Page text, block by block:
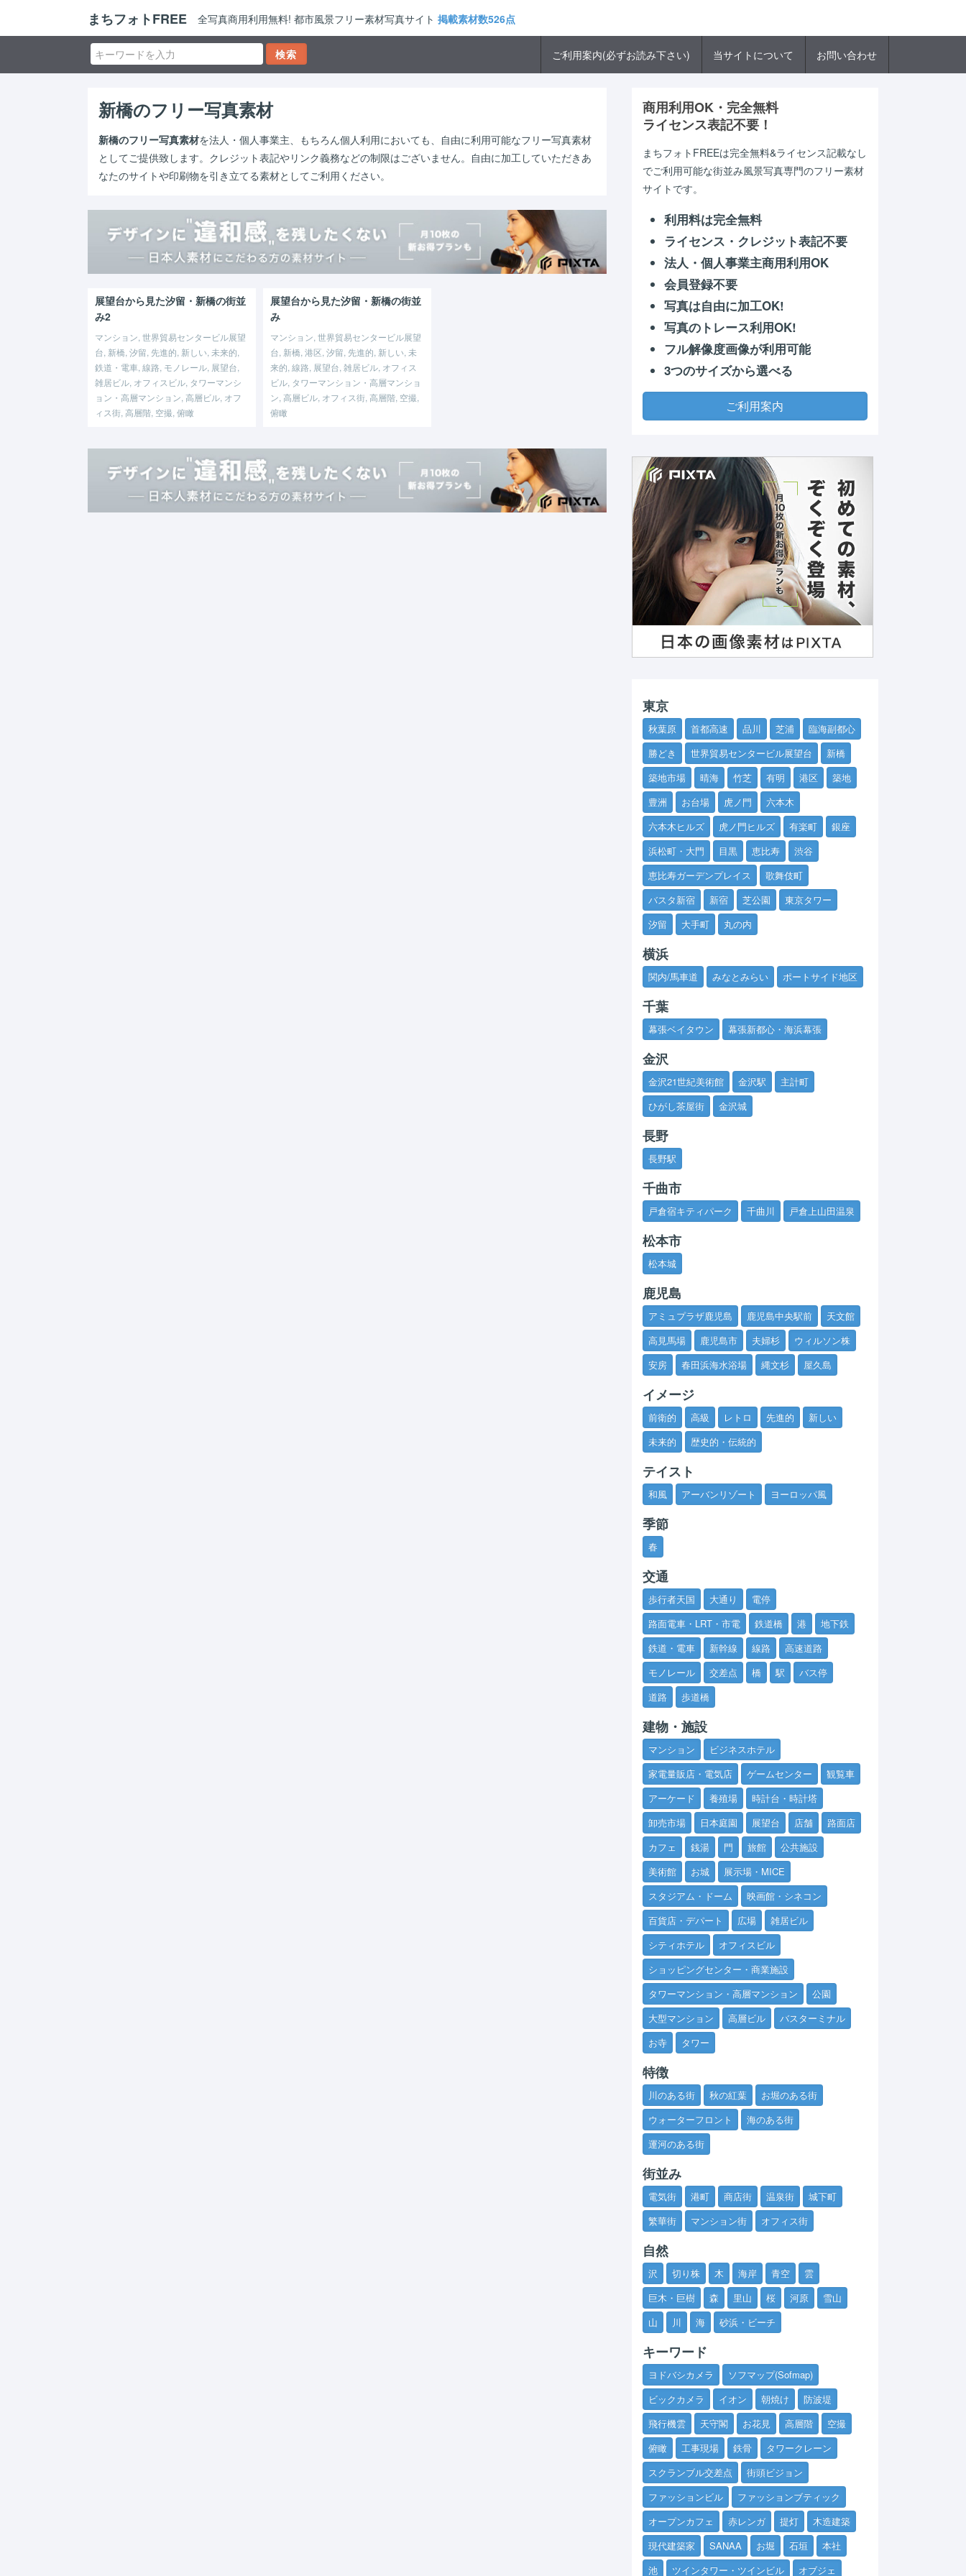
まちフォトFREE 全写真商用利用無料! 都市風景フリー素材写真サイト 掲載素材数526点
ご利用案内(必ずお読み下さい) 当サイトについて お問い合わせ
新橋のフリー写真素材
新橋のフリー写真素材を法人・個人事業主、もちろん個人利用においても、自由に利用可能なフリー写真素材
としてご提供致します。クレジット表記やリンク義務などの制限はございません。自由に加工していただきあ
なたのサイトや印刷物を引き立てる素材としてご利用ください。
展望台から見た汐留・新橋の街並
み2
マンション, 世界貿易センタービル展望
台, 新橋, 汐留, 先進的, 新しい, 未来的,
鉄道・電車, 線路, モノレール, 展望台,
雑居ビル, オフィスビル, タワーマンシ
ョン・高層マンション, 高層ビル, オフ
ィス街, 高層階, 空撮, 俯瞰
展望台から見た汐留・新橋の街並
み
マンション, 世界貿易センタービル展望
台, 新橋, 港区, 汐留, 先進的, 新しい, 未
来的, 線路, 展望台, 雑居ビル, オフィス
ビル, タワーマンション・高層マンショ
ン, 高層ビル, オフィス街, 高層階, 空撮,
俯瞰
商用利用OK・完全無料
ライセンス表記不要！
まちフォトFREEは完全無料&ライセンス記載なし
でご利用可能な街並み風景写真専門のフリー素材
サイトです。
利用料は完全無料
ライセンス・クレジット表記不要
法人・個人事業主商用利用OK
会員登録不要
写真は自由に加工OK!
写真のトレース利用OK!
フル解像度画像が利用可能
3つのサイズから選べる
ご利用案内
東京
秋葉原 首都高速 品川 芝浦
臨海副都心
勝どき
世界貿易センタービル展望台
新橋
築地市場
晴海 竹芝 有明 港区
築地
豊洲
お台場 虎ノ門
六本木
六本木ヒルズ
虎ノ門ヒルズ 有楽町
銀座
浜松町・大門
目黒 恵比寿
渋谷
恵比寿ガーデンプレイス
歌舞伎町
バスタ新宿
新宿 芝公園
東京タワー
汐留
大手町 丸の内
横浜
関内/馬車道 みなとみらい ポートサイド地区
千葉
幕張ベイタウン 幕張新都心・海浜幕張
金沢
金沢21世紀美術館 金沢駅
主計町
ひがし茶屋街
金沢城
長野
長野駅
千曲市
戸倉宿キティパーク 千曲川 戸倉上山田温泉
松本市
松本城
鹿児島
アミュプラザ鹿児島 鹿児島中央駅前
天文館
高見馬場
鹿児島市 夫婦杉
ウィルソン株
安房
春田浜海水浴場 縄文杉 屋久島
イメージ
前衛的 高級 レトロ 先進的
新しい
未来的
歴史的・伝統的
テイスト
和風 アーバンリゾート ヨーロッパ風
季節
春
交通
歩行者天国 大通り
電停
路面電車・LRT・市電
鉄道橋 港
地下鉄
鉄道・電車
新幹線 線路
高速道路
モノレール
交差点 橋 駅
バス停
道路
歩道橋
建物・施設
マンション
ビジネスホテル
家電量販店・電気店
ゲームセンター
観覧車
アーケード
養殖場
時計台・時計塔
卸売市場
日本庭園 展望台 店舗
路面店
カフェ
銭湯 門 旅館
公共施設
美術館
お城
展示場・MICE
スタジアム・ドーム
映画館・シネコン
百貨店・デパート
広場
雑居ビル
シティホテル
オフィスビル
ショッピングセンター・商業施設
タワーマンション・高層マンション
公園
大型マンション
高層ビル
バスターミナル
お寺
タワー
特徴
川のある街 秋の紅葉
お堀のある街
ウォーターフロント
海のある街
運河のある街
街並み
電気街 港町 商店街 温泉街
城下町
繁華街
マンション街 オフィス街
自然
沢 切り株 木 海岸 青空
雲
巨木・巨樹
森 里山 桜 河原
雪山
山
川 海 砂浜・ビーチ
キーワード
ヨドバシカメラ
ソフマップ(Sofmap)
ビックカメラ
イオン 朝焼け
防波堤
飛行機雲
天守閣 お花見 高層階
空撮
俯瞰
工事現場 鉄骨
タワークレーン
スクランブル交差点
街頭ビジョン
ファッションビル
ファッションブティック
オープンカフェ
赤レンガ 提灯
木造建築
現代建築家
SANAA お堀 石垣
本社
池
ツインタワー・ツインビル オブジェ